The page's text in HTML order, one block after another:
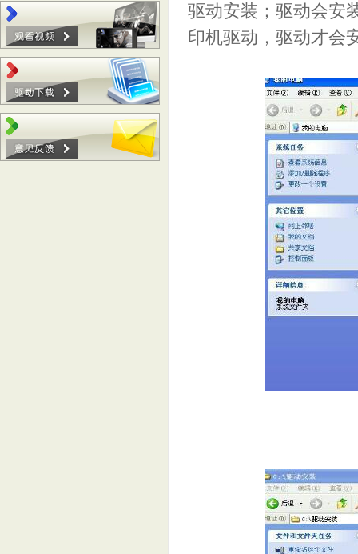
驱动安装；驱动会安
印机驱动，驱动才会